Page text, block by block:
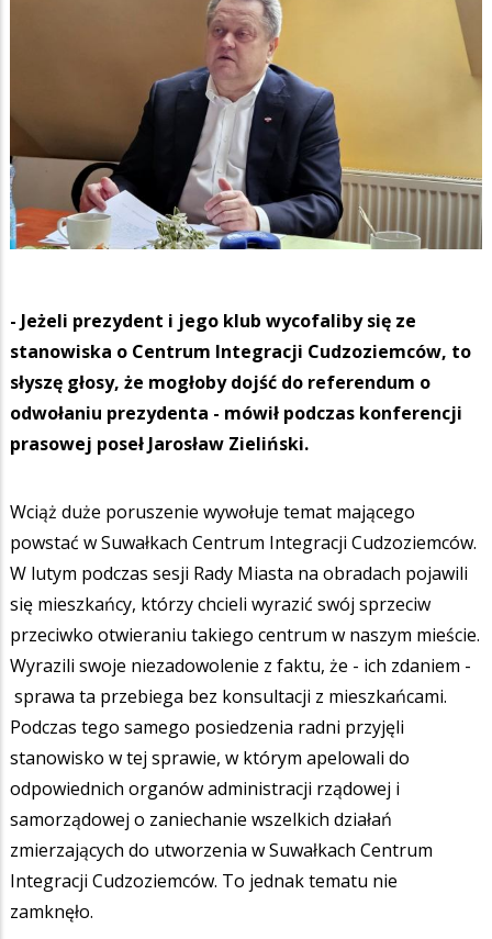
- Jeżeli prezydent i jego klub wycofaliby się ze
stanowiska o Centrum Integracji Cudzoziemców, to
słyszę głosy, że mogłoby dojść do referendum o
odwołaniu prezydenta - mówił podczas konferencji
prasowej poseł Jarosław Zieliński.
Wciąż duże poruszenie wywołuje temat mającego
powstać w Suwałkach Centrum Integracji Cudzoziemców.
W lutym podczas sesji Rady Miasta na obradach pojawili
się mieszkańcy, którzy chcieli wyrazić swój sprzeciw
przeciwko otwieraniu takiego centrum w naszym mieście.
Wyrazili swoje niezadowolenie z faktu, że - ich zdaniem -
sprawa ta przebiega bez konsultacji z mieszkańcami.
Podczas tego samego posiedzenia radni przyjęli
stanowisko w tej sprawie, w którym apelowali do
odpowiednich organów administracji rządowej i
samorządowej o zaniechanie wszelkich działań
zmierzających do utworzenia w Suwałkach Centrum
Integracji Cudzoziemców. To jednak tematu nie
zamknęło.